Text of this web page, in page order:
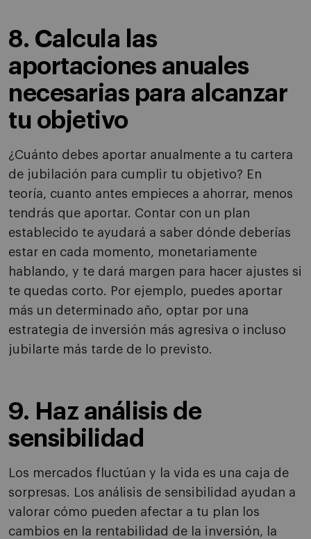
8. Calcula las
aportaciones anuales
necesarias para alcanzar
tu objetivo
¿Cuánto debes aportar anualmente a tu cartera
de jubilación para cumplir tu objetivo? En
teoría, cuanto antes empieces a ahorrar, menos
tendrás que aportar. Contar con un plan
establecido te ayudará a saber dónde deberías
estar en cada momento, monetariamente
hablando, y te dará margen para hacer ajustes si
te quedas corto. Por ejemplo, puedes aportar
más un determinado año, optar por una
estrategia de inversión más agresiva o incluso
jubilarte más tarde de lo previsto.
9. Haz análisis de
sensibilidad
Los mercados fluctúan y la vida es una caja de
sorpresas. Los análisis de sensibilidad ayudan a
valorar cómo pueden afectar a tu plan los
cambios en la rentabilidad de la inversión, la